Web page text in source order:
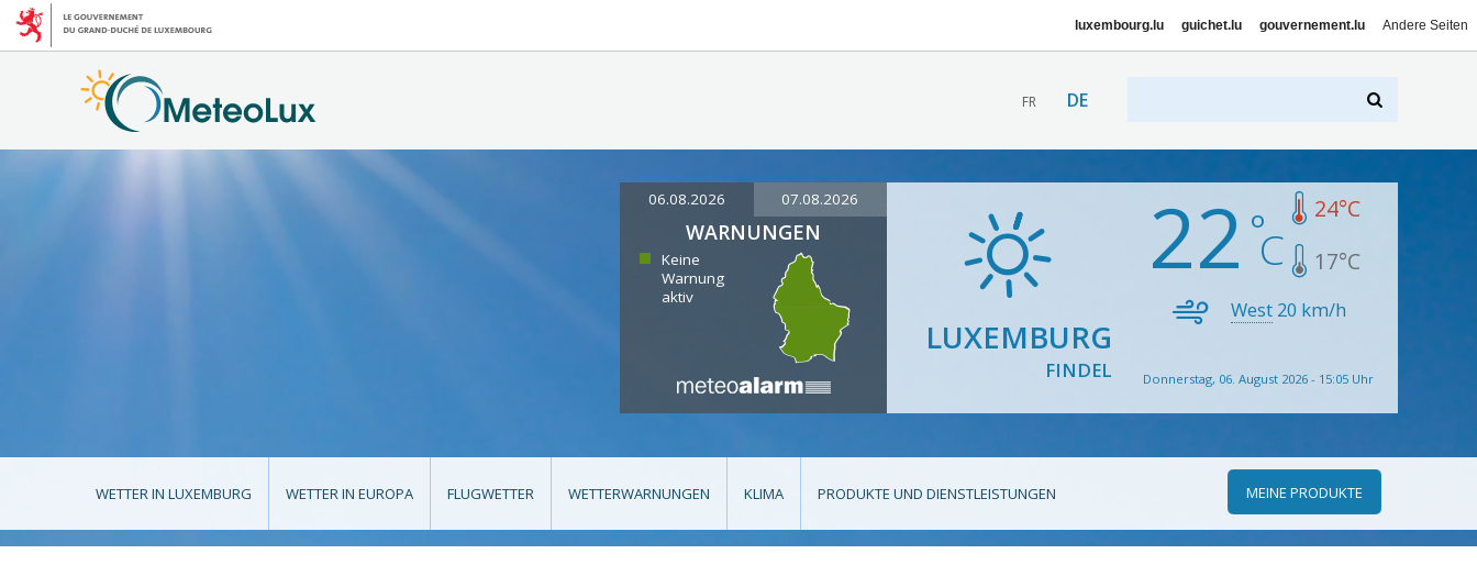
luxembourg.lu guichet.lu gouvernement.lu Andere Seiten
FR DE
06.08.2026 07.08.2026
WARNUNGEN
Keine
Warnung
aktiv
LUXEMBURG
FINDEL
22 24°C
17°C
West 20 km/h
Donnerstag, 06. August 2026 - 15:05 Uhr
WETTER IN LUXEMBURG WETTER IN EUROPA FLUGWETTER WETTERWARNUNGEN KLIMA PRODUKTE UND DIENSTLEISTUNGEN MEINE PRODUKTE